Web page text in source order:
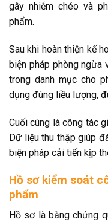
gây nhiễm chéo và
phẩm.
Sau khi hoàn thiện kế
biện pháp phòng ngừa
trong danh mục cho
dụng đúng liều lượng,
Cuối cùng là công tác
Dữ liệu thu thập giúp
biện pháp cải tiến kịp
Hồ sơ kiểm soát
phẩm
Hồ sơ là bằng chứng